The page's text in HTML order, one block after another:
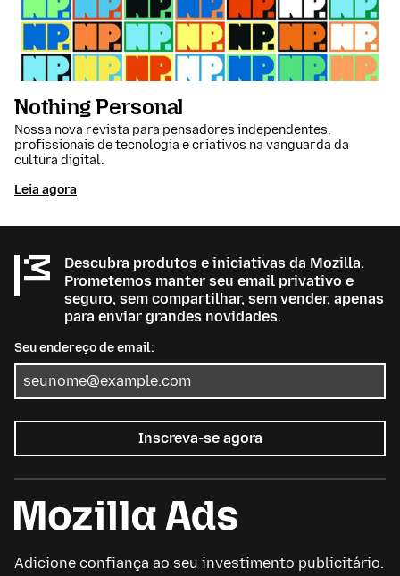
Nothing Personal
Nossa nova revista para pensadores independentes,
profissionais de tecnologia e criativos na vanguarda da
cultura digital.
Leia agora
Descubra produtos e iniciativas da Mozilla.
Prometemos manter seu email privativo e
seguro, sem compartilhar, sem vender, apenas
para enviar grandes novidades.
Seu endereço de email:
Inscreva-se agora
Adicione confiança ao seu investimento publicitário.